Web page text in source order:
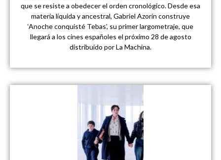
que se resiste a obedecer el orden cronológico. Desde esa
materia líquida y ancestral, Gabriel Azorín construye
‘Anoche conquisté Tebas’, su primer largometraje, que
llegará a los cines españoles el próximo 28 de agosto
distribuido por La Machina.